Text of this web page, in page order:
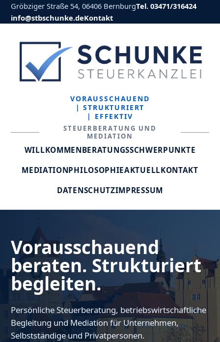
Gröbziger Straße 54, 06406 BernburgTel. 03471/316424
info@stbschunke.deKontakt
VORAUSSCHAUEND
| STRUKTURIERT
| EFFEKTIV
STEUERBERATUNG UND
MEDIATION
WILLKOMMENBERATUNGSSCHWERPUNKTE
MEDIATIONPHILOSOPHIEAKTUELLKONTAKT
DATENSCHUTZIMPRESSUM
Vorausschauend
beraten. Strukturiert
begleiten.
Persönliche Steuerberatung, betriebswirtschaftliche
Begleitung und Mediation für Unternehmen,
Selbstständige und Privatpersonen.